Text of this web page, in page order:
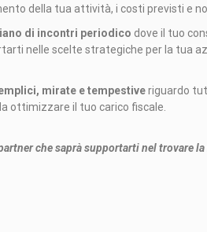
della tua attività, i costi previsti e
di incontri periodico dove il tuo
nelle scelte strategiche per la tua
mirate e tempestiveriguardo
ottimizzare il tuo carico fiscale.
che saprà supportarti nel trovare